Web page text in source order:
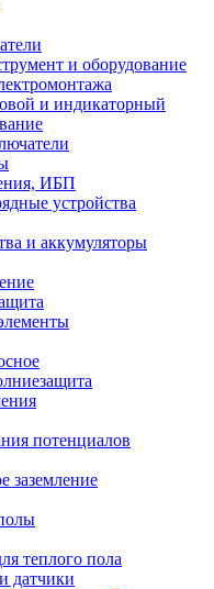
и оборудование
и индикаторный
ИБП
устройства
и аккумуляторы
потенциалов
заземление
теплого пола
датчики